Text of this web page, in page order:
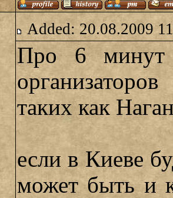
Added: 20.08.2009
Про 6 минут
таких как
если в Киеве
может быть и